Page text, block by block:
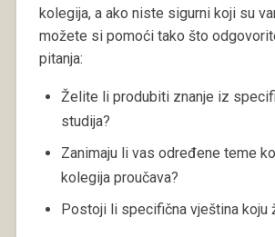
kolegija, a ako niste sigurni koji su
možete si pomoći tako što
pitanja:
Želite li produbiti znanje iz
studija?
Zanimaju li vas određene teme
kolegija proučava?
Postoji li specifična vještina koju